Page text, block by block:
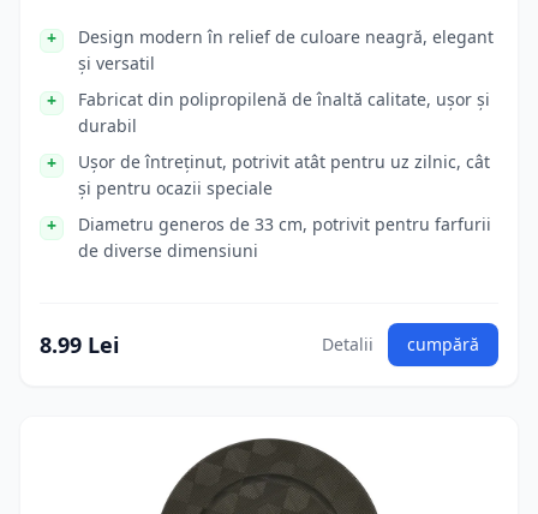
Design modern în relief de culoare neagră, elegant
și versatil
Fabricat din polipropilenă de înaltă calitate, ușor și
durabil
Ușor de întreținut, potrivit atât pentru uz zilnic, cât
și pentru ocazii speciale
Diametru generos de 33 cm, potrivit pentru farfurii
de diverse dimensiuni
8.99 Lei Detalii cumpără